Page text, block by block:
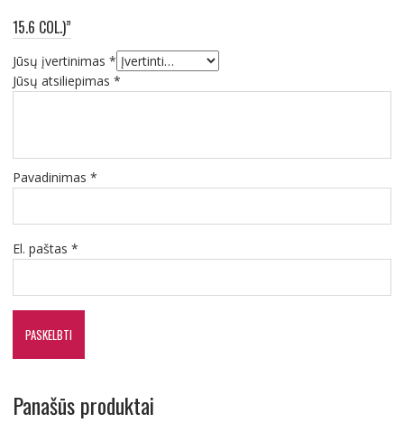
15.6 COL.)”
Jūsų įvertinimas *
Jūsų atsiliepimas *
Pavadinimas *
El. paštas *
Panašūs produktai